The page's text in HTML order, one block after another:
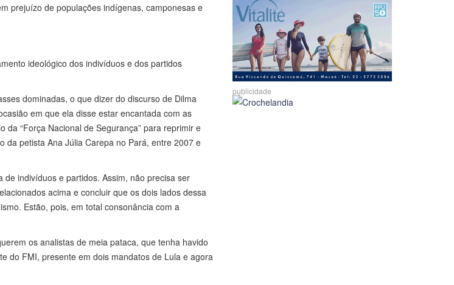
prejuízo de populações indígenas, camponesas e
ideológico dos indivíduos e dos partidos
dominadas, o que dizer do discurso de Dilma
em que ela disse estar encantada com as
“Força Nacional de Segurança” para reprimir e
da petista Ana Júlia Carepa no Pará, entre 2007 e
indivíduos e partidos. Assim, não precisa ser
acima e concluir que os dois lados dessa
Estão, pois, em total consonância com a
os analistas de meia pataca, que tenha havido
do FMI, presente em dois mandatos de Lula e agora
publicidade